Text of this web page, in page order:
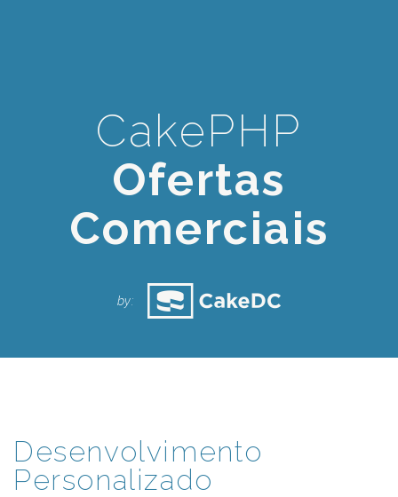
CakePHP
Ofertas
Comerciais
by: O
Desenvolvimento
Personalizado